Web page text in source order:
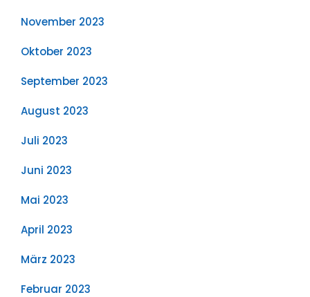
November 2023
Oktober 2023
September 2023
August 2023
Juli 2023
Juni 2023
Mai 2023
April 2023
März 2023
Februar 2023